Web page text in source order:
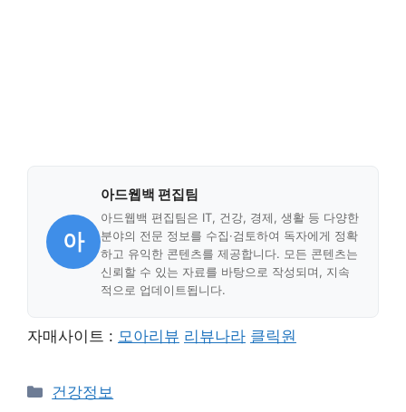
아
아드웹백 편집팀
아드웹백 편집팀은 IT, 건강, 경제, 생활 등 다양한
분야의 전문 정보를 수집·검토하여 독자에게 정확
하고 유익한 콘텐츠를 제공합니다. 모든 콘텐츠는
신뢰할 수 있는 자료를 바탕으로 작성되며, 지속
적으로 업데이트됩니다.
자매사이트 : 모아리뷰 리뷰나라 클릭원
Categories
건강정보